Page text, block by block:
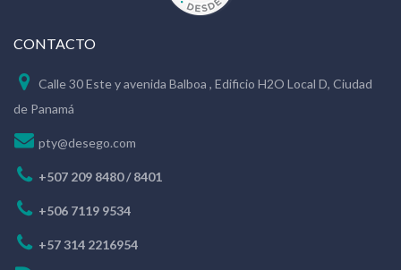
CONTACTO
Calle 30 Este y avenida Balboa , Edificio H2O Local D, Ciudad
de Panamá
pty@desego.com
+507 209 8480 / 8401
+506 7119 9534
+57 314 2216954